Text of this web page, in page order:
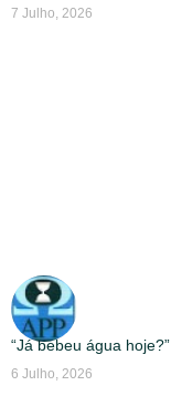
7 Julho, 2026
“Já bebeu água hoje?”
6 Julho, 2026